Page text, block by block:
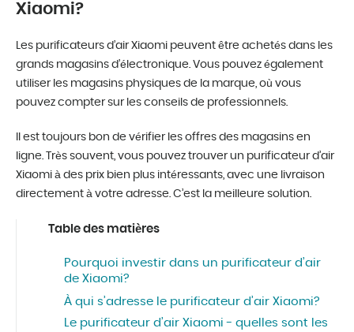
Xiaomi?
Les purificateurs d’air Xiaomi peuvent être achetés dans les
grands magasins d’électronique. Vous pouvez également
utiliser les magasins physiques de la marque, où vous
pouvez compter sur les conseils de professionnels.
Il est toujours bon de vérifier les offres des magasins en
ligne. Très souvent, vous pouvez trouver un purificateur d’air
Xiaomi à des prix bien plus intéressants, avec une livraison
directement à votre adresse. C’est la meilleure solution.
Table des matières
Pourquoi investir dans un purificateur d’air
de Xiaomi?
À qui s’adresse le purificateur d’air Xiaomi?
Le purificateur d’air Xiaomi - quelles sont les